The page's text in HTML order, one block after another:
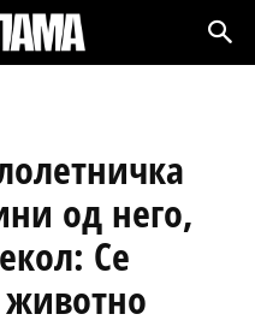
од него,
Се
животно